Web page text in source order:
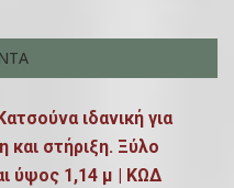
ιδανική για
και στήριξη. Ξύλο
ύψος 1,14 μ | ΚΩΔ